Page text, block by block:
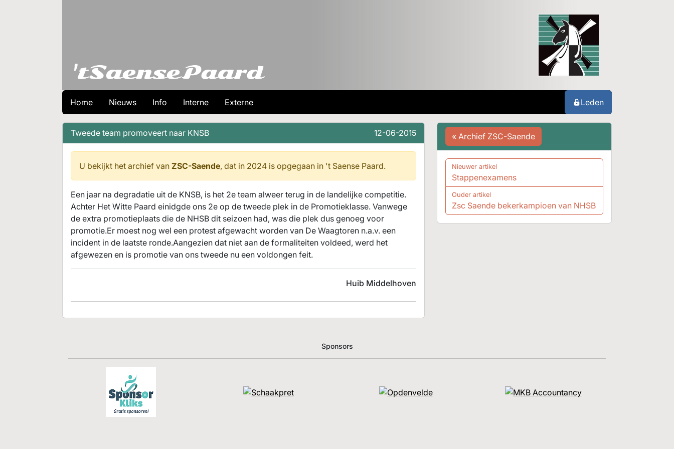
Home Nieuws Info Interne Externe Leden
Tweede team promoveert naar KNSB 12-06-2015
U bekijkt het archief van ZSC-Saende, dat in 2024 is opgegaan in 't Saense Paard.
Een jaar na degradatie uit de KNSB, is het 2e team alweer terug in de landelijke competitie.
Achter Het Witte Paard einidgde ons 2e op de tweede plek in de Promotieklasse. Vanwege
de extra promotieplaats die de NHSB dit seizoen had, was die plek dus genoeg voor
promotie.Er moest nog wel een protest afgewacht worden van De Waagtoren n.a.v. een
incident in de laatste ronde.Aangezien dat niet aan de formaliteiten voldeed, werd het
afgewezen en is promotie van ons tweede nu een voldongen feit.
Huib Middelhoven
« Archief ZSC-Saende
Nieuwer artikel
Stappenexamens
Ouder artikel
Zsc Saende bekerkampioen van NHSB
Sponsors